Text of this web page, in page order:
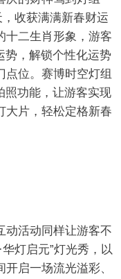
收获满满新春财运
十二生肖形象，游客
势，解锁个性化运势
点位。赛博时空灯组
照功能，让游客实现
大片，轻松定格新春
动活动同样让游客不
灯启元”灯光秀，以
启一场流光溢彩、